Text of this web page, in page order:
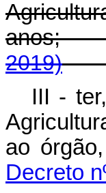
2019)
III -
ao
Decreto